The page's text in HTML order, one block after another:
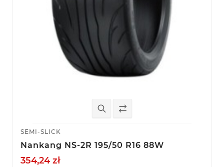
SEMI-SLICK
Nankang NS-2R 195/50 R16 88W
354,24 zł